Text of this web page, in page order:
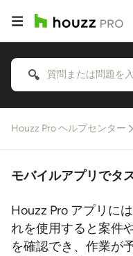
Houzz Pro ヘルプセンター
モバイルアプリでタ
Houzz Pro アプリに
れを使用すると案件
を確認でき、作業が